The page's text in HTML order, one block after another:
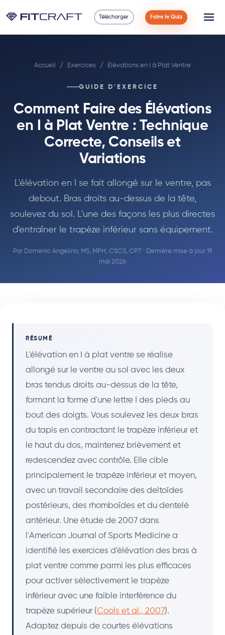
Télécharger Faire le Quiz
Guides
90 Jours
Calculatrices
Accueil / Exercices / Élévations en I à Plat Ventre
GUIDE D'EXERCICE
Comment Faire des Élévations
en I à Plat Ventre : Technique
Correcte, Conseils et
Variations
L'élévation en I se fait allongé sur le ventre, pas
debout. Bras droits au-dessus de la tête,
soulevez du sol. L'une des façons les plus directes
d'entraîner le trapèze inférieur sans équipement.
Par Domenic Angelino, MS, MPH, CSCS, CPT· Dernière mise à jour 19
mai 2026
RÉSUMÉ
L'élévation en I à plat ventre se réalise
allongé sur le ventre au sol avec les deux
bras tendus droits au-dessus de la tête,
formant la forme d'une lettre I des pieds au
bout des doigts. Vous soulevez les deux bras
du tapis en contractant le trapèze inférieur et
le haut du dos, maintenez brièvement et
redescendez avec contrôle. Elle cible
principalement le trapèze inférieur et moyen,
avec un travail secondaire des deltoïdes
postérieurs, des rhomboïdes et du dentelé
antérieur. Une étude de 2007 dans
l'American Journal of Sports Medicine a
identifié les exercices d'élévation des bras à
plat ventre comme parmi les plus efficaces
pour activer sélectivement le trapèze
inférieur avec une faible interférence du
trapèze supérieur (Cools et al., 2007).
Adaptez depuis de courtes élévations